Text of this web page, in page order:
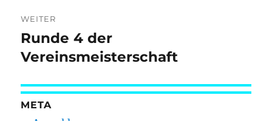
WEITER
Nächster
Beitrag:
Runde 4 der
Vereinsmeisterschaft
META